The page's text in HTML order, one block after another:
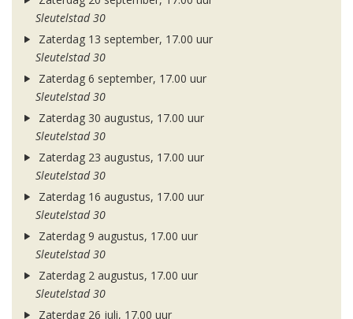
Sleutelstad 30
Zaterdag 13 september, 17.00 uur
Sleutelstad 30
Zaterdag 6 september, 17.00 uur
Sleutelstad 30
Zaterdag 30 augustus, 17.00 uur
Sleutelstad 30
Zaterdag 23 augustus, 17.00 uur
Sleutelstad 30
Zaterdag 16 augustus, 17.00 uur
Sleutelstad 30
Zaterdag 9 augustus, 17.00 uur
Sleutelstad 30
Zaterdag 2 augustus, 17.00 uur
Sleutelstad 30
Zaterdag 26 juli, 17.00 uur